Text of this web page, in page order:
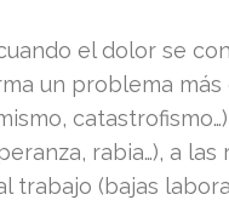
el dolor se
un problema
rabia…), a las
trabajo (bajas